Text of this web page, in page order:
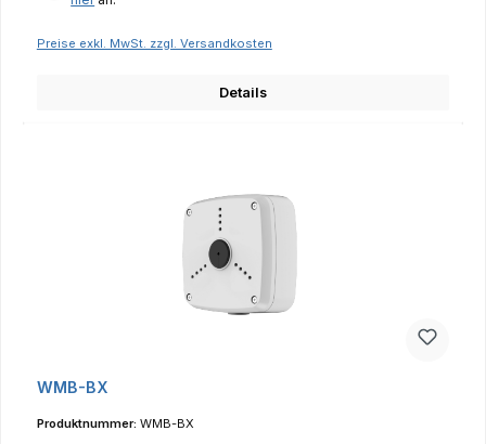
Preise exkl. MwSt. zzgl. Versandkosten
Details
WMB-BX
Produktnummer: WMB-BX